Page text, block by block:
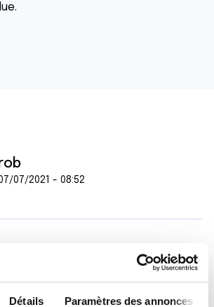
Détails Paramètres des annonces
07/2021 - 08:52
ce post c'est que vous avez besoin
êtes au bon endroit sur ce forum.